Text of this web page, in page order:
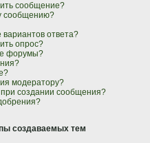
сообщение?
сообщению?
ответа?
опрос?
форумы?
модератору?
создании сообщения?
создаваемых тем